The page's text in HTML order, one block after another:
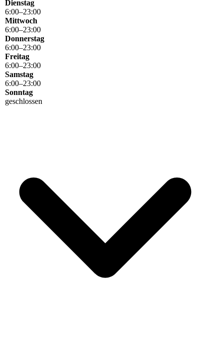
Dienstag
6:00–23:00
Mittwoch
6:00–23:00
Donnerstag
6:00–23:00
Freitag
6:00–23:00
Samstag
6:00–23:00
Sonntag
geschlossen